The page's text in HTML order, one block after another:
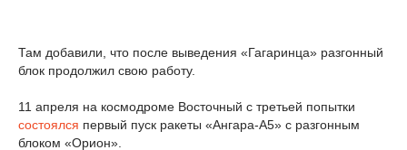
Там добавили, что после выведения «Гагаринца» разгонный
блок продолжил свою работу.
11 апреля на космодроме Восточный с третьей попытки
состоялся первый пуск ракеты «Ангара-А5» с разгонным
блоком «Орион».